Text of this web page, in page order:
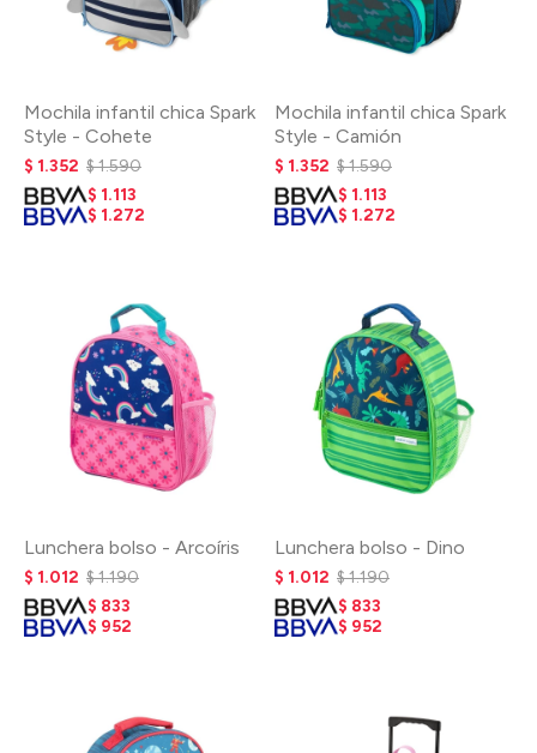
Mochila infantil chica Spark
Style - Cohete
$ 1.352 $1.590
$ 1.113
$ 1.272
Mochila infantil chica Spark
Style - Camión
$ 1.352 $1.590
$ 1.113
$ 1.272
Lunchera bolso - Arcoíris
$ 1.012 $1.190
$ 833
$ 952
Lunchera bolso - Dino
$ 1.012 $1.190
$ 833
$ 952